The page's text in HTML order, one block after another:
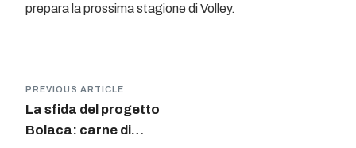
prepara la prossima stagione di Volley.
PREVIOUS ARTICLE
La sfida del progetto
Bolaca: carne di